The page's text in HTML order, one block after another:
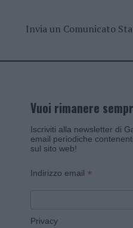
Invia un Comunicato
Vuoi rimanere
Iscriviti alla newsletter di
email periodiche
sul sito web!
Indirizzo email *
Privacy